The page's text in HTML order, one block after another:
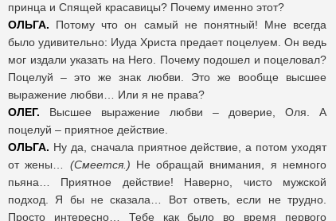
принца и Спящей красавицы? Почему именно этот?
ОЛЬГА. Потому что он самый не понятный! Мне всегда
было удивительно: Иуда Христа предает поцелуем. Он ведь
мог издали указать на Него. Почему подошел и поцеловал?
Поцелуй – это же знак любви. Это же вообще высшее
выражение любви… Или я не права?
ОЛЕГ. Высшее выражение любви – доверие, Оля. А
поцелуй – приятное действие.
ОЛЬГА. Ну да, сначала приятное действие, а потом уходят
от жены… (Смеется.) Не обращай внимания, я немного
пьяна… Приятное действие! Наверно, чисто мужской
подход. Я бы не сказала… Вот ответь, если не трудно.
Просто интересно… Тебе как было во время первого